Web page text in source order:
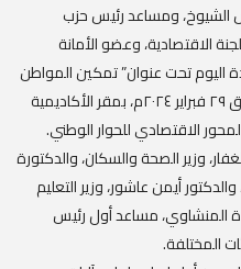
ومساعد رئيس حزب
الاقتصادية، وعضو الأمانة
اليوم تحت عنوان” تمكين المواطن
المصري “، وذلك اليوم الخميس الموافق ٢٩ فبراير ٢٠٢٤م، بمقر الأكاديمية
الاقتصادي للحوار الوطني.
وزير الصحة والسكان، والدكتورة
أيمن عاشور، وزير التعليم
المنشاوي، مساعد أول رئيس
المختلفة.